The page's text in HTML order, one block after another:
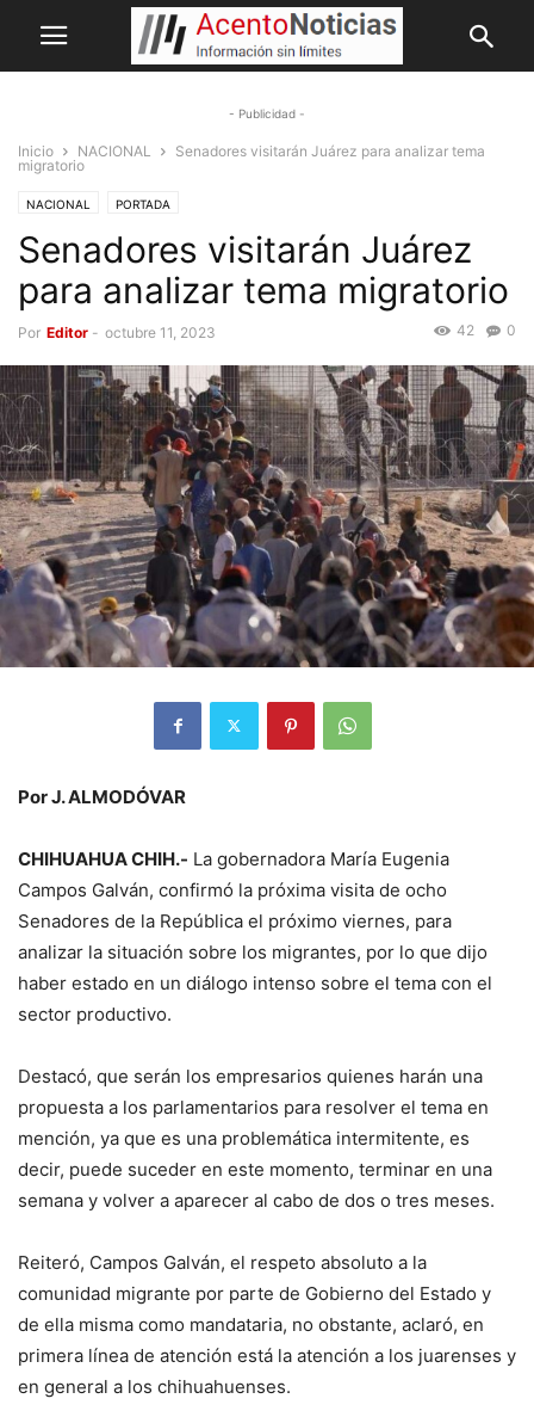
- Publicidad -
Inicio NACIONAL
Senadores visitarán Juárez para analizar tema
migratorio
NACIONAL PORTADA
Senadores visitarán Juárez
para analizar tema migratorio
Por Editor - octubre 11, 2023 0
42
Por J. ALMODÓVAR
CHIHUAHUA CHIH.- La gobernadora María Eugenia
Campos Galván, confirmó la próxima visita de ocho
Senadores de la República el próximo viernes, para
analizar la situación sobre los migrantes, por lo que dijo
haber estado en un diálogo intenso sobre el tema con el
sector productivo.
Destacó, que serán los empresarios quienes harán una
propuesta a los parlamentarios para resolver el tema en
mención, ya que es una problemática intermitente, es
decir, puede suceder en este momento, terminar en una
semana y volver a aparecer al cabo de dos o tres meses.
Reiteró, Campos Galván, el respeto absoluto a la
comunidad migrante por parte de Gobierno del Estado y
de ella misma como mandataria, no obstante, aclaró, en
primera línea de atención está la atención a los juarenses y
en general a los chihuahuenses.